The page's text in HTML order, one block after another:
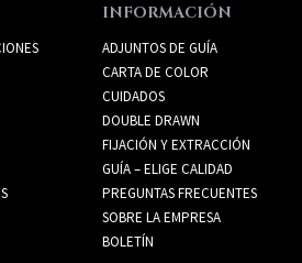
INFORMACIÓN
ADJUNTOS DE GUÍA
CARTA DE COLOR
CUIDADOS
DOUBLE DRAWN
FIJACIÓN Y EXTRACCIÓN
GUÍA – ELIGE CALIDAD
PREGUNTAS FRECUENTES
SOBRE LA EMPRESA
BOLETÍN